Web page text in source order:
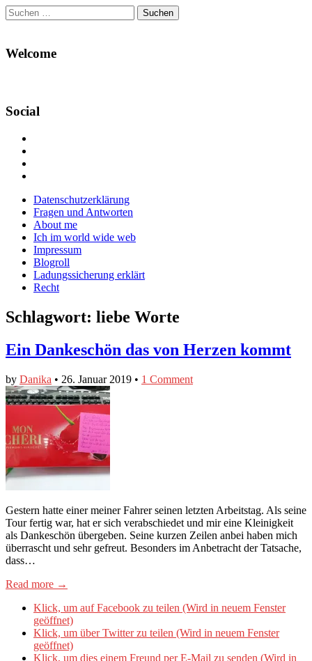
Suchen
nach:
Welcome
Social
Facebook
anzeigen
Twitter
anzeigen
auf
Instagram
anzeigen
Main
menu
Skip
content
Datenschutzerklärung
Fragen und Antworten
About me
Ich im world wide web
Impressum
Blogroll
Ladungssicherung erklärt
Recht
Schlagwort: liebe Worte
Ein Dankeschön das von Herzen kommt
by Danika • 26. Januar 2019 • 1 Comment
Gestern hatte einer meiner Fahrer seinen letzten Arbeitstag. Als seine
Tour fertig war, hat er sich verabschiedet und mir eine Kleinigkeit
als Dankeschön übergeben. Seine kurzen Zeilen anbei haben mich
überrascht und sehr gefreut. Besonders im Anbetracht der Tatsache,
dass…
Read more →
Klick, um auf Facebook zu teilen (Wird in neuem Fenster
geöffnet)
Klick, um über Twitter zu teilen (Wird in neuem Fenster
geöffnet)
Klick, um dies einem Freund per E-Mail zu senden (Wird in